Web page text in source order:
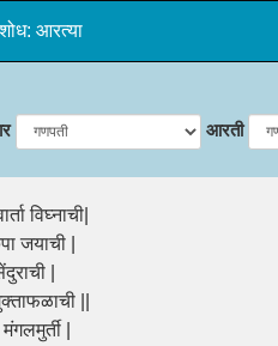
शोध: आरत्या
आरती
विघ्नाची|
जयाची |
|
||
|